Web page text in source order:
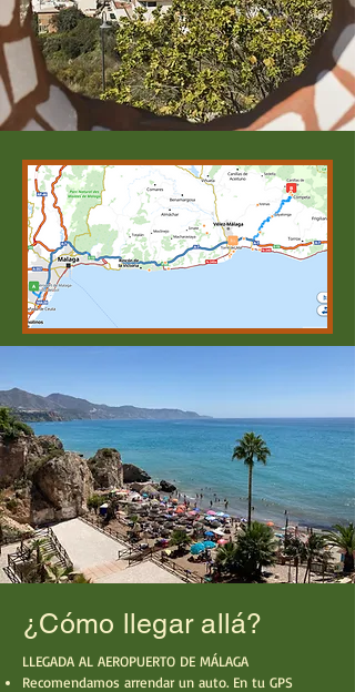
¿Cómo llegar allá?
LLEGADA AL AEROPUERTO DE MÁLAGA
Recomendamos arrendar un auto. En tu GPS